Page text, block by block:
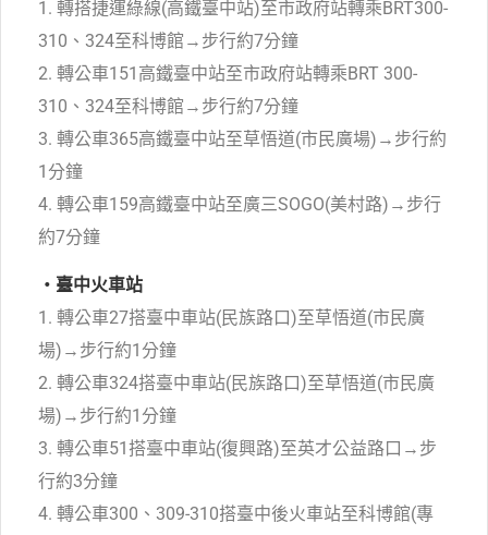
1. 轉搭捷運綠線(高鐵臺中站)至市政府站轉乘BRT300-
310、324至科博館→步行約7分鐘
2. 轉公車151高鐵臺中站至市政府站轉乘BRT 300-
310、324至科博館→步行約7分鐘
3. 轉公車365高鐵臺中站至草悟道(市民廣場)→步行約
1分鐘
4. 轉公車159高鐵臺中站至廣三SOGO(美村路)→步行
約7分鐘
・臺中火車站
1. 轉公車27搭臺中車站(民族路口)至草悟道(市民廣
場)→步行約1分鐘
2. 轉公車324搭臺中車站(民族路口)至草悟道(市民廣
場)→步行約1分鐘
3. 轉公車51搭臺中車站(復興路)至英才公益路口→步
行約3分鐘
4. 轉公車300、309-310搭臺中後火車站至科博館(專